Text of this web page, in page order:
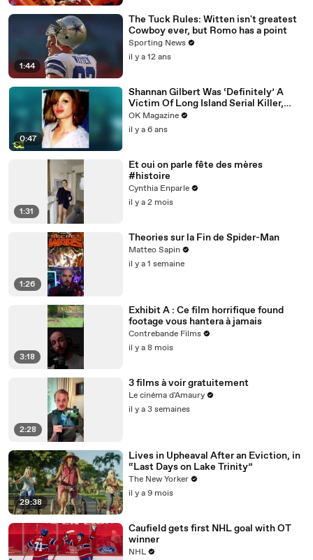
1:44
The Tuck Rules: Witten isn't greatest
Cowboy ever, but Romo has a point
Sporting News
il y a 12 ans
0:47
Shannan Gilbert Was ‘Definitely’ A
Victim Of Long Island Serial Killer,
Says Her Sister: Watch
OK Magazine
il y a 6 ans
1:31
Et oui on parle fête des mères
#histoire
Cynthia Enparle
il y a 2 mois
1:26
Theories sur la Fin de Spider-Man
Matteo Sapin
il y a 1 semaine
3:18
Exhibit A : Ce film horrifique found
footage vous hantera à jamais
Contrebande Films
il y a 8 mois
2:28
3 films à voir gratuitement
Le cinéma d'Amaury
il y a 3 semaines
29:38
Lives in Upheaval After an Eviction, in
“Last Days on Lake Trinity”
The New Yorker
il y a 9 mois
Caufield gets first NHL goal with OT
winner
NHL